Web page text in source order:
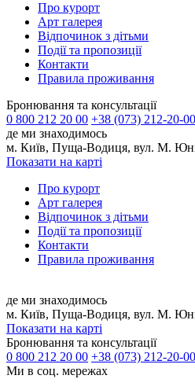
Про курорт
Арт галерея
Відпочинок з дітьми
Події та пропозиції
Контакти
Правила проживання
Бронювання та консультації
0 800 212 20 00 +38 (073) 212-20-00
де ми знаходимось
м. Київ, Пуща-Водиця, вул. М.
Показати на карті
Про курорт
Арт галерея
Відпочинок з дітьми
Події та пропозиції
Контакти
Правила проживання
де ми знаходимось
м. Київ, Пуща-Водиця, вул. М.
Показати на карті
Бронювання та консультації
0 800 212 20 00 +38 (073) 212-20-00
Ми в соц. мережах